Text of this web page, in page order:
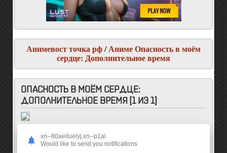
Анимевост точка рф / Аниме Опасность в моём
сердце: Дополнительное время
ОПАСНОСТЬ В МОЁМ СЕРДЦЕ:
ДОПОЛНИТЕЛЬНОЕ ВРЕМЯ [1 ИЗ 1]
Yaba
The Dangers in My Heart: Twi-Yaba
xn--80aeiluelyj.xn--p1ai
Would like to send you notifications